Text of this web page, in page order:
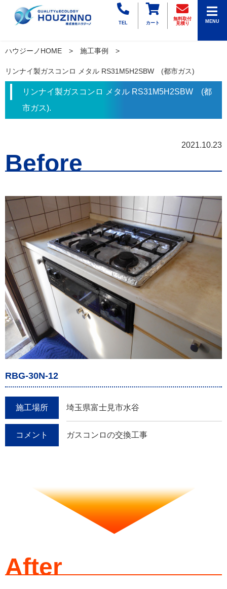
TEL カート
無料取付
見積り
MENU
ハウジーノHOME 施工事例
リンナイ製ガスコンロ メタル RS31M5H2SBW (都市ガス)
リンナイ製ガスコンロ メタル RS31M5H2SBW (都
市ガス).
2021.10.23
Before
RBG-30N-12
施工場所 埼玉県富士見市水谷
コメント ガスコンロの交換工事
After